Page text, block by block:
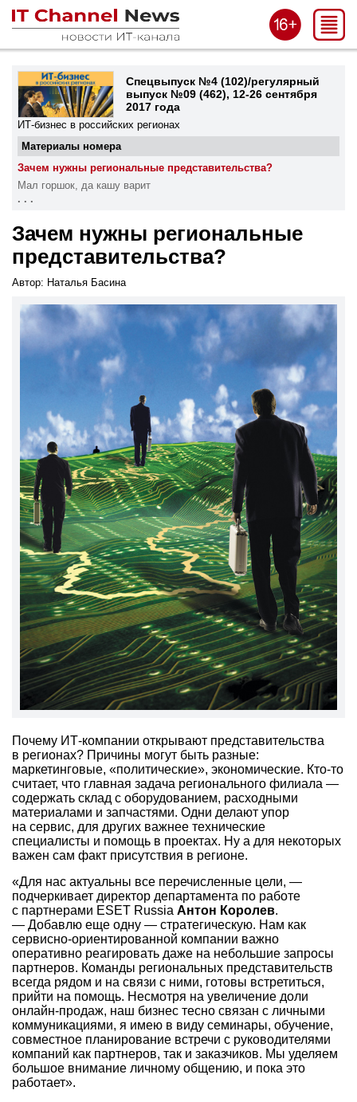
Спецвыпуск №4 (102)/регулярный
выпуск №09 (462), 12-26 сентября
2017 года
ИТ-бизнес в российских регионах
Материалы номера
Зачем нужны региональные представительства?
Мал горшок, да кашу варит
. . .
Зачем нужны региональные
представительства?
Автор: Наталья Басина
Почему ИТ-компании открывают представительства
в регионах? Причины могут быть разные:
маркетинговые, «политические», экономические. Кто-то
считает, что главная задача регионального филиала —
содержать склад с оборудованием, расходными
материалами и запчастями. Одни делают упор
на сервис, для других важнее технические
специалисты и помощь в проектах. Ну а для некоторых
важен сам факт присутствия в регионе.
«Для нас актуальны все перечисленные цели, —
подчеркивает директор департамента по работе
с партнерами ESET Russia Антон Королев.
— Добавлю еще одну — стратегическую. Нам как
сервисно-ориентированной компании важно
оперативно реагировать даже на небольшие запросы
партнеров. Команды региональных представительств
всегда рядом и на связи с ними, готовы встретиться,
прийти на помощь. Несмотря на увеличение доли
онлайн-продаж, наш бизнес тесно связан с личными
коммуникациями, я имею в виду семинары, обучение,
совместное планирование встречи с руководителями
компаний как партнеров, так и заказчиков. Мы уделяем
большое внимание личному общению, и пока это
работает».